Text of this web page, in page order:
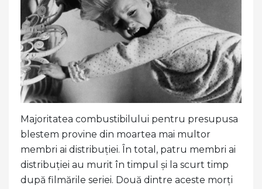
Majoritatea combustibilului pentru presupusa
blestem provine din moartea mai multor
membri ai distribuției. În total, patru membri ai
distribuției au murit în timpul și la scurt timp
după filmările seriei. Două dintre aceste morți